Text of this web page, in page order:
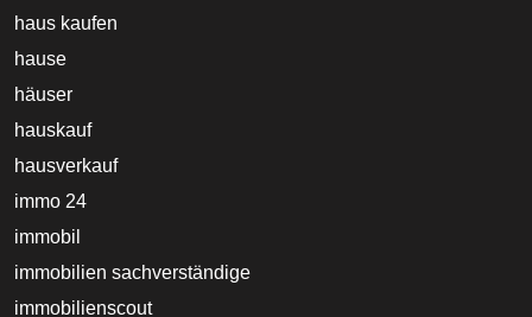
haus kaufen
hause
häuser
hauskauf
hausverkauf
immo 24
immobil
immobilien sachverständige
immobilienscout